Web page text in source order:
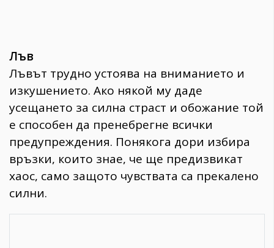
Лъв
Лъвът трудно устоява на вниманието и
изкушението. Ако някой му даде
усещането за силна страст и обожание той
е способен да пренебрегне всички
предупреждения. Понякога дори избира
връзки, които знае, че ще предизвикат
хаос, само защото чувствата са прекалено
силни.